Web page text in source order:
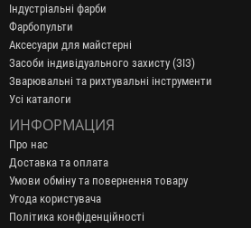
Індустріальні фарби
Фарбопульти
Аксесуари для майстерні
Засоби індивідуального захисту (ЗІЗ)
Зварювальні та рихтувальні інструменти
Усі каталоги
ИНФОРМАЦИЯ
Про нас
Доставка та оплата
Умови обміну та повернення товару
Угода користувача
Політика конфіденційності